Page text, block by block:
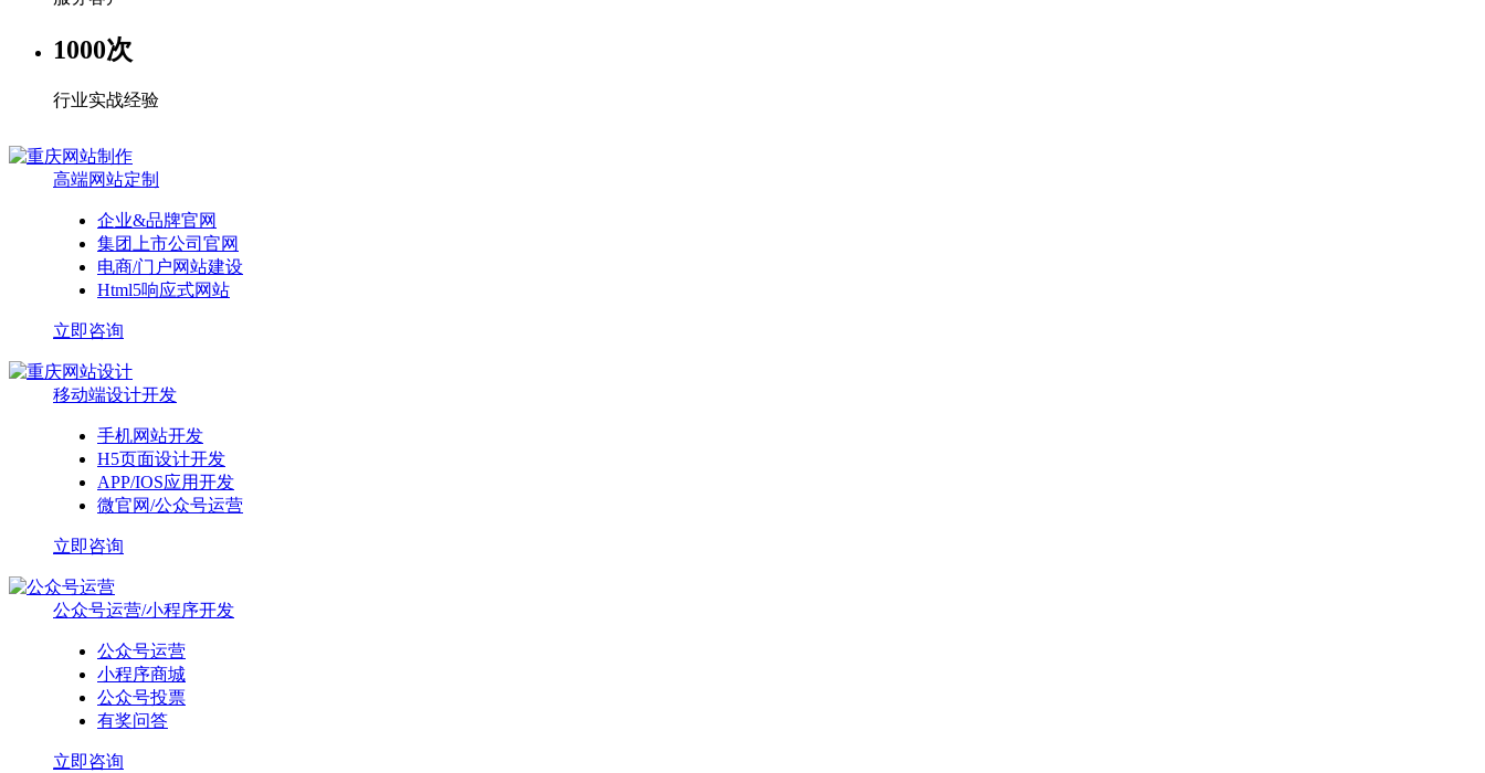
1000次
行业实战经验
高端网站定制
企业&品牌官网
集团上市公司官网
电商/门户网站建设
Html5响应式网站
立即咨询
移动端设计开发
手机网站开发
H5页面设计开发
APP/IOS应用开发
微官网/公众号运营
立即咨询
公众号运营/小程序开发
公众号运营
小程序商城
公众号投票
有奖问答
立即咨询